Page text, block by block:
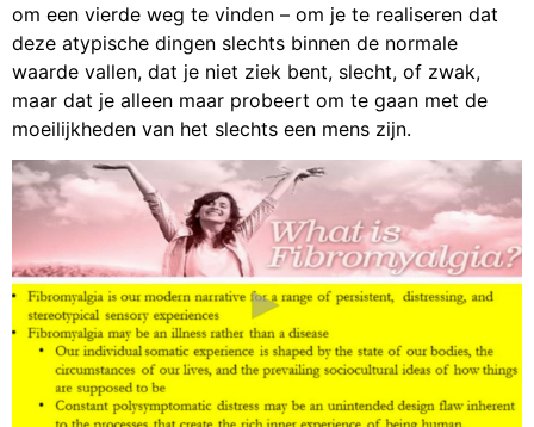
om een vierde weg te vinden – om je te realiseren dat
deze atypische dingen slechts binnen de normale
waarde vallen, dat je niet ziek bent, slecht, of zwak,
maar dat je alleen maar probeert om te gaan met de
moeilijkheden van het slechts een mens zijn.